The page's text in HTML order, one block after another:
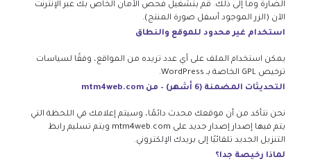
الضارة وما إلى ذلك. قم بتشغيل فحص الأمان الخاص بك عبر الإنترنت
الآن (الزر الموجود أسفل صورة المنتج).
استخدام غير محدود للموقع والنطاق
يمكن استخدام الملف على أي عدد تريده من المواقع، وفقًا لسياسات
ترخيص GPL الخاصة بـ WordPress.
التحديثات المضمنة (6 أشهر) – من mtm4web.com
نحن نتأكد من أن موقعك محدث دائمًا، وسيتم إعلامك في اللحظة التي
يتم فيها إصدار إصدار جديد على mtm4web.com ويتم تسليم رابط
التنزيل الجديد تلقائيًا إلى بريدك الإلكتروني.
لماذا رخيصة جدا؟